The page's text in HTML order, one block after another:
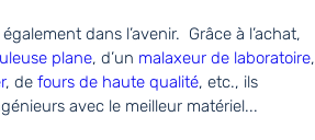
dans l’avenir. Grâce à l’achat,
plane, d’un malaxeur de laboratoire,
, de fours de haute qualité, etc., ils
avec le meilleur matériel...